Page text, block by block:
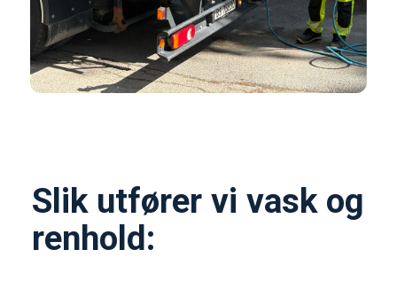
Slik utfører vi vask og
renhold: